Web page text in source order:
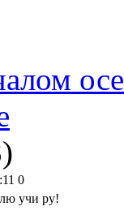
)
0
учи ру!